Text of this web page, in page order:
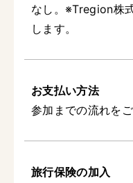
なし。※Tregion株
します。
お支払い方法
参加までの流れを
旅行保険の加入